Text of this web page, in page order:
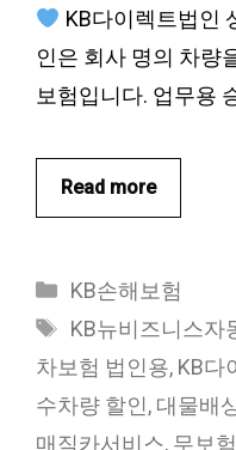
KB다이렉트법인
인은 회사 명의 차량
보험입니다. 업무용
Read more
카
테
리
KB손해보험
태
그
KB뉴비즈니스자
차보험 법인용, KB다
수차량 할인, 대물배
매직카서비스, 무보